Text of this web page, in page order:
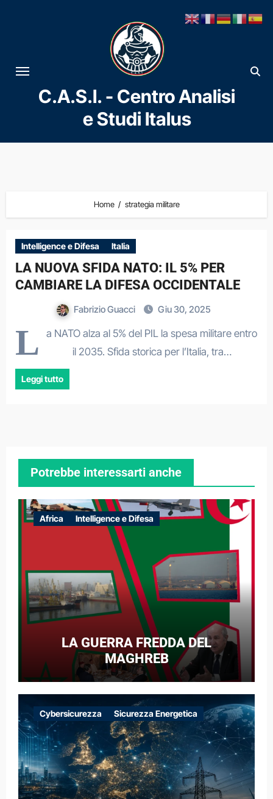
al
contenuto
C.A.S.I. - Centro Analisi
e Studi Italus
Home strategia militare
Intelligence e Difesa Italia
LA NUOVA SFIDA NATO: IL 5% PER
CAMBIARE LA DIFESA OCCIDENTALE
Fabrizio Guacci Giu 30, 2025
L
a NATO alza al 5% del PIL la spesa militare entro
il 2035. Sfida storica per l’Italia, tra…
Leggi tutto
Potrebbe interessarti anche
Africa Intelligence e Difesa
LA GUERRA FREDDA DEL
MAGHREB
Cybersicurezza Sicurezza Energetica